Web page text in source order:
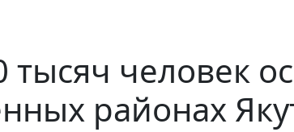
тысяч человек
районах